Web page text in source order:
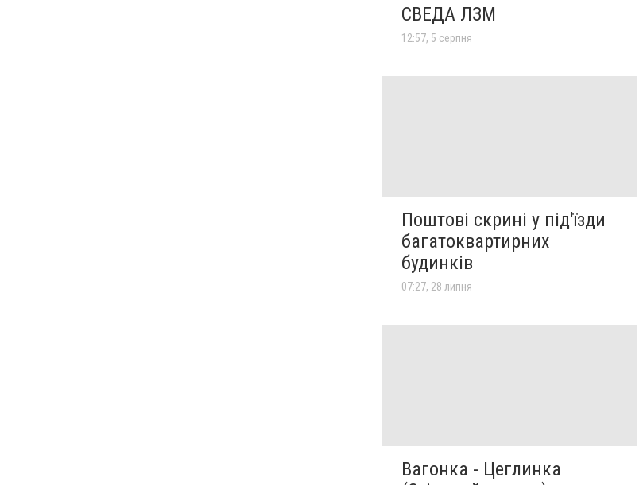
СВЕДА ЛЗМ
12:57, 5 серпня
Поштові скрині у під'їзди
багатоквартирних
будинків
07:27, 28 липня
Вагонка - Цеглинка